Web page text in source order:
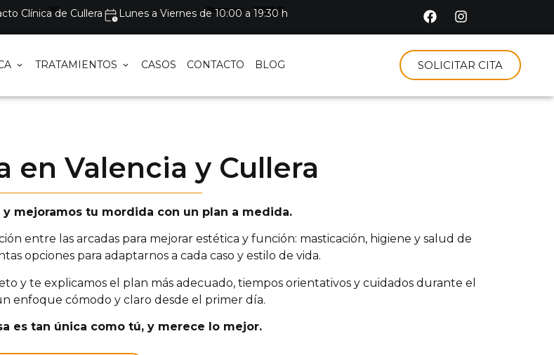
Clínica de Cullera Lunes a Viernes de 10:00 a 19:30 h
TRATAMIENTOS CASOS CONTACTO BLOG SOLICITAR CITA
en Valencia y Cullera
mejoramos tu mordida con un plan a medida.
entre las arcadas para mejorar estética y función: masticación, higiene y salud de
opciones para adaptarnos a cada caso y estilo de vida.
y te explicamos el plan más adecuado, tiempos orientativos y cuidados durante el
enfoque cómodo y claro desde el primer día.
es tan única como tú, y merece lo mejor.